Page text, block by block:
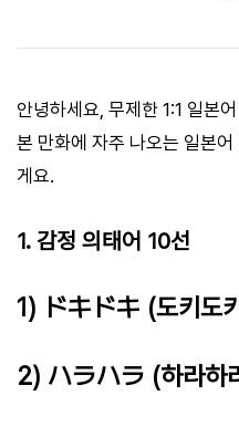
안녕하세요, 무제한 1:1 일본
본 만화에 자주 나오는 일본
게요.
1. 감정 의태어 10선
1) ドキドキ (도키도
2) ハラハラ (하라하